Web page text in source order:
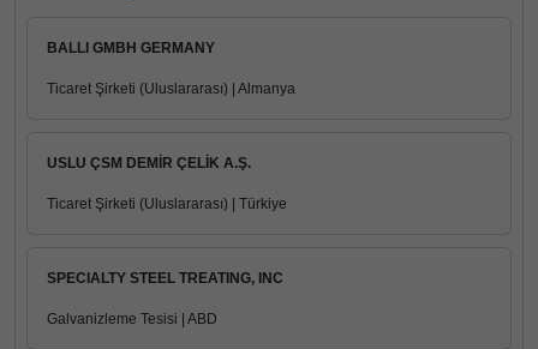
BALLI GMBH GERMANY
Ticaret Şirketi (Uluslararası) | Almanya
USLU ÇSM DEMİR ÇELİK A.Ş.
Ticaret Şirketi (Uluslararası) | Türkiye
SPECIALTY STEEL TREATING, INC
Galvanizleme Tesisi | ABD